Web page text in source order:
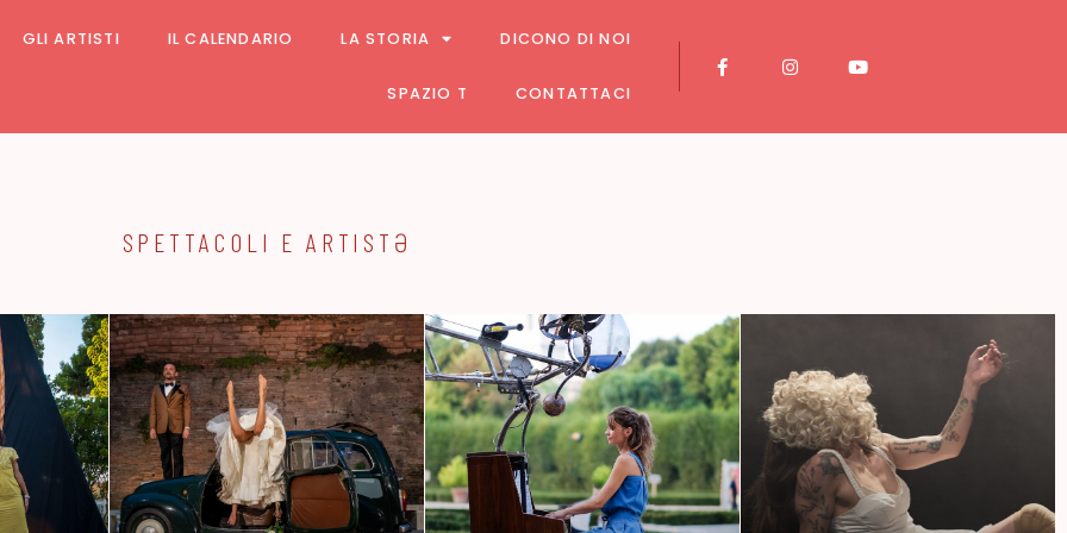
GLI ARTISTI IL CALENDARIO LA STORIA DICONO DI NOI
SPAZIO T CONTATTACI
SPETTACOLI E ARTISTƏ